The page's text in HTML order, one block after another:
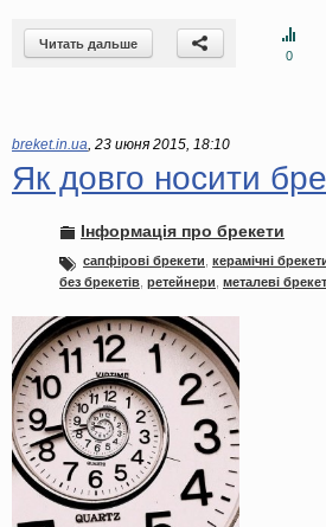
Читать дальше
0
breket.in.ua, 23 июня 2015, 18:10
Як довго носити
Інформація про брекети
сапфірові брекети керамічні
без брекетів ретейнери металеві